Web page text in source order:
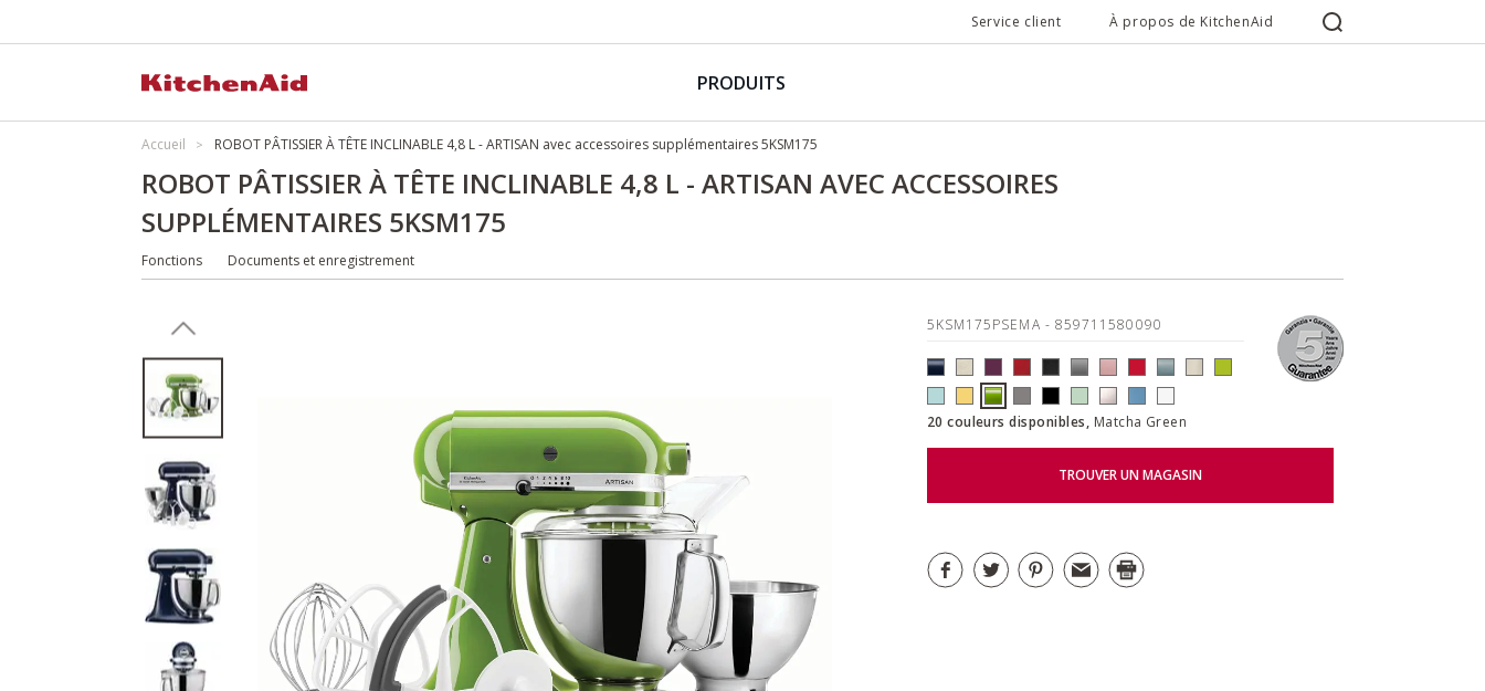
Service client À propos de KitchenAid
PRODUITS
Accueil ROBOT PÂTISSIER À TÊTE INCLINABLE 4,8 L - ARTISAN avec accessoires supplémentaires 5KSM175
ROBOT PÂTISSIER À TÊTE INCLINABLE 4,8 L - ARTISAN AVEC ACCESSOIRES
SUPPLÉMENTAIRES 5KSM175
Fonctions Documents et enregistrement
5KSM175PSEMA - 859711580090
20 couleurs disponibles, Matcha Green
TROUVER UN MAGASIN